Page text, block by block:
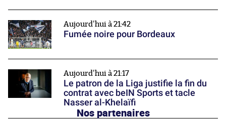
Aujourd'hui à 21:42
Fumée noire pour Bordeaux
Aujourd'hui à 21:17
Le patron de la Liga justifie la fin du
contrat avec beIN Sports et tacle
Nasser al-Khelaïfi
Nos partenaires